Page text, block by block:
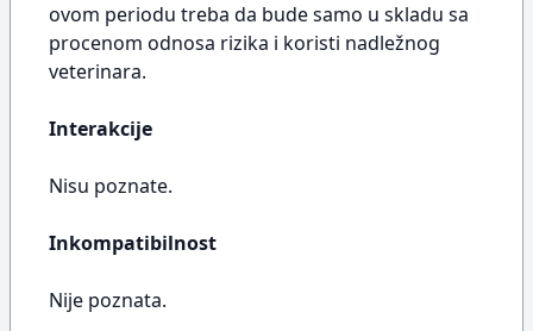
ovom periodu treba da bude samo u skladu sa
procenom odnosa rizika i koristi nadležnog
veterinara.
Interakcije
Nisu poznate.
Inkompatibilnost
Nije poznata.